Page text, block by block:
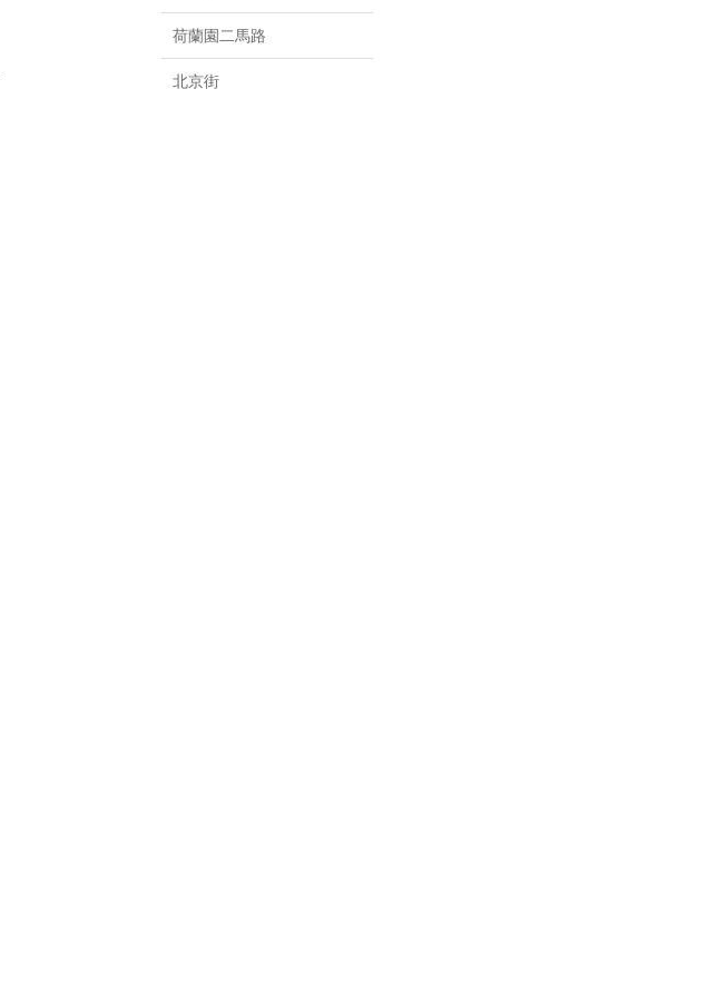
雅廉訪
台山
荷蘭園二馬路
北京街